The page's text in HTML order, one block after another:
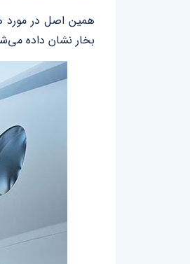
همین اصل در مورد
بخار نشان داده می‌شود.